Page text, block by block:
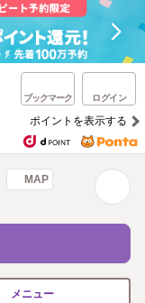
ブックマーク ログイン
ポイントを表示する
MAP
メニュー